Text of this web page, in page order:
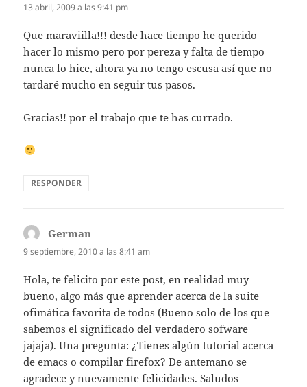
13 abril, 2009 a las 9:41 pm
Que maraviilla!!! desde hace tiempo he querido
hacer lo mismo pero por pereza y falta de tiempo
nunca lo hice, ahora ya no tengo escusa así que no
tardaré mucho en seguir tus pasos.
Gracias!! por el trabajo que te has currado.
RESPONDER
German
9 septiembre, 2010 a las 8:41 am
Hola, te felicito por este post, en realidad muy
bueno, algo más que aprender acerca de la suite
ofimática favorita de todos (Bueno solo de los que
sabemos el significado del verdadero sofware
jajaja). Una pregunta: ¿Tienes algún tutorial acerca
de emacs o compilar firefox? De antemano se
agradece y nuevamente felicidades. Saludos